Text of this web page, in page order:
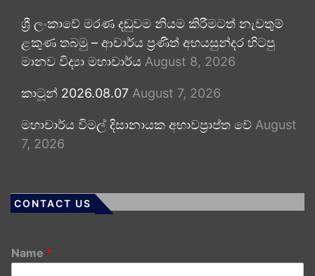
ශ්‍රී ලංකාවේ මරණ දඬුවම නියම කිරීමටත් නැවතුම්
ළකුණ තබමු – ආචාර්ය ප්‍රණීත් අභයසුන්දර හිටපු
මානව විද්‍යා මහාචාර්ය August 8, 2026
කාටූන් 2026.08.07 August 7, 2026
මහාචාර්ය විමල් දිසානායක අභාවප්‍රාප්ත වේ August
7, 2026
CONTACT US
Name *